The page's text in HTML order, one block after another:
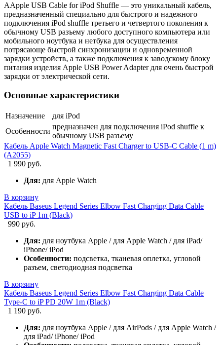
AApple USB Cable for iPod Shuffle — это уникальный кабель,
предназначенный специально для быстрого и надежного
подключения iPod shuffle третьего и четвертого поколения к
обычному USB разъему любого доступного компьютера или
мобильного ноутбука и нетбука для осуществления
потрясающе быстрой синхронизации и одновременной
зарядки устройств, а также подключения к заводскому блоку
питания изделия Apple USB Power Adapter для очень быстрой
зарядки от электрической сети.
Основные характеристики
Назначение
для iPod
Особенности
предназначен для подключения iPod shuffle к
обычному USB разъему
Кабель Apple Watch Magnetic Fast Charger to USB-C Cable (1 m)
(A2055)
1 990 руб.
Для: для Apple Watch
В корзину
Кабель Baseus Legend Series Elbow Fast Charging Data Cable
USB to iP 1m (Black)
990 руб.
Для: для ноутбука Apple / для Apple Watch / для iPad/
iPhone/ iPod
Особенности: подсветка, тканевая оплетка, угловой
разъем, светодиодная подсветка
В корзину
Кабель Baseus Legend Series Elbow Fast Charging Data Cable
Type-C to iP PD 20W 1m (Black)
1 190 руб.
Для: для ноутбука Apple / для AirPods / для Apple Watch /
для iPad/ iPhone/ iPod